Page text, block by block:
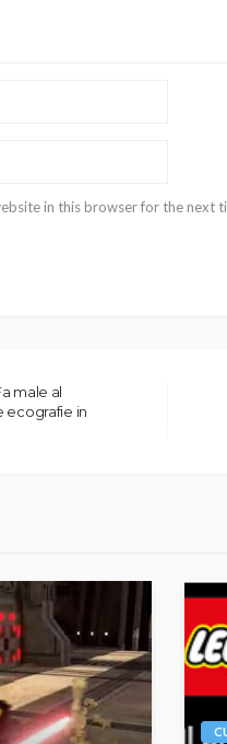
in this browser for the next
male al
ecografie in